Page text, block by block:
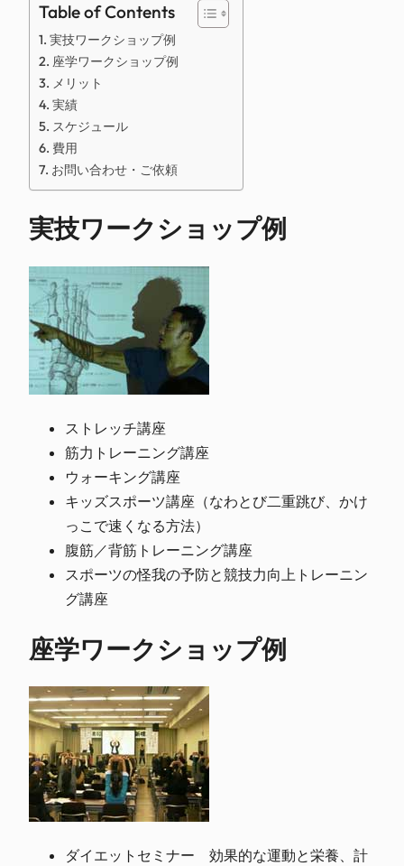
Table of Contents
実技ワークショップ例
座学ワークショップ例
メリット
実績
スケジュール
費用
お問い合わせ・ご依頼
実技ワークショップ例
ストレッチ講座
筋力トレーニング講座
ウォーキング講座
キッズスポーツ講座（なわとび二重跳び、かけ
っこで速くなる方法）
腹筋／背筋トレーニング講座
スポーツの怪我の予防と競技力向上トレーニン
グ講座
座学ワークショップ例
ダイエットセミナー 効果的な運動と栄養、計